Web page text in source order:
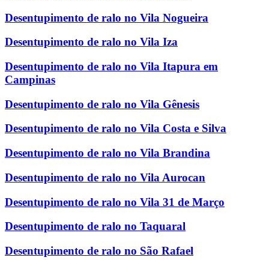
Desentupimento de ralo no Vila Nogueira
Desentupimento de ralo no Vila Iza
Desentupimento de ralo no Vila Itapura em
Campinas
Desentupimento de ralo no Vila Gênesis
Desentupimento de ralo no Vila Costa e Silva
Desentupimento de ralo no Vila Brandina
Desentupimento de ralo no Vila Aurocan
Desentupimento de ralo no Vila 31 de Março
Desentupimento de ralo no Taquaral
Desentupimento de ralo no São Rafael